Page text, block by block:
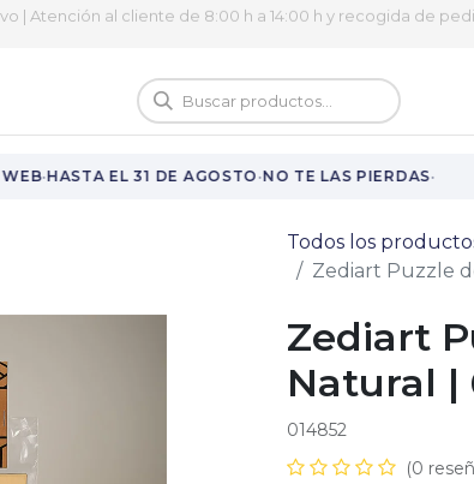
| Atención al cliente de 8:00 h a 14:00 h y recogida de
Vuelta al cole
·HASTA EL 31 DE AGOSTO·NO TE LAS PIERDAS·
Todos los
Zediart Puzzle
Zediart
Natural |
014852
(0